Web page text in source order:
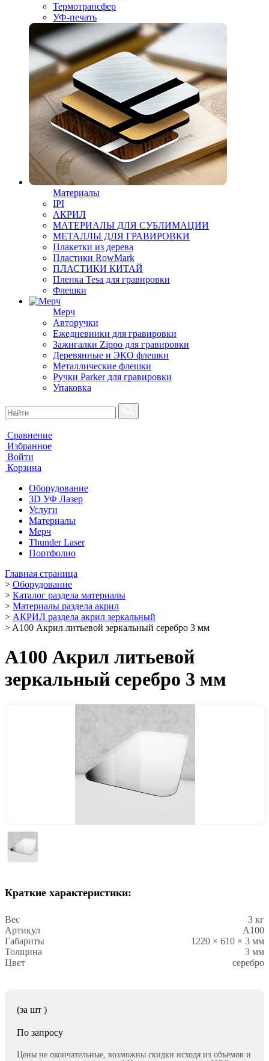
Термотрансфер
УФ-печать
Материалы
IPI
АКРИЛ
МАТЕРИАЛЫ ДЛЯ СУБЛИМАЦИИ
МЕТАЛЛЫ ДЛЯ ГРАВИРОВКИ
Плакетки из дерева
Пластики RowMark
ПЛАСТИКИ КИТАЙ
Пленка Tesa для гравировки
Флешки
Мерч
Авторучки
Ежедневники для гравировки
Зажигалки Zippo для гравировки
Деревянные и ЭКО флешки
Металлические флешки
Ручки Parker для гравировки
Упаковка
Сравнение
Избранное
Войти
Корзина
Оборудование
3D УФ Лазер
Услуги
Материалы
Мерч
Thunder Laser
Портфолио
Главная страница
> Оборудование
> Каталог раздела материалы
> Материалы раздела акрил
> АКРИЛ раздела акрил зеркальный
> A100 Акрил литьевой зеркальный серебро 3 мм
A100 Акрил литьевой
зеркальный серебро 3 мм
Краткие характеристики:
Вес
3 кг
Артикул
A100
Габариты
1220 × 610 × 3 мм
Толщина
3 мм
Цвет
серебро
(за шт )
По запросу
Цены не окончательные, возможны скидки исходя из объёмов и